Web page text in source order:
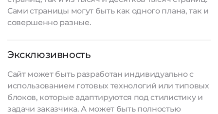
Сами страницы могут быть как одного плана, так и
совершенно разные.
Эксклюзивность
Сайт может быть разработан индивидуально с
использованием готовых технологий или типовых
блоков, которые адаптируются под стилистику и
задачи заказчика. А может быть полностью